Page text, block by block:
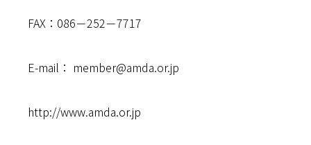
FAX：086－252－7717
E-mail： member@amda.or.jp
http://www.amda.or.jp